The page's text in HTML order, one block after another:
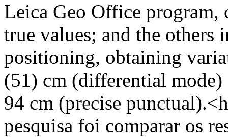
Leica Geo Office program,
true values; and the others
positioning, obtaining
(51) cm (differential mode)
94 cm (precise
pesquisa foi comparar os